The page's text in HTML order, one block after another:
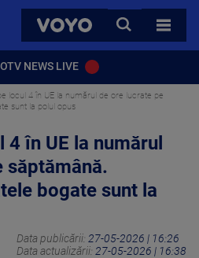
VOYO
CAUTA
TOATE
NEWS LIVE
locul 4 în UE la numărul de ore lucrate pe
sunt la polul opus
în UE la numărul
săptămână.
bogate sunt la
Data publicării: 27-05-2026 | 16:26
Data actualizării: 27-05-2026 | 16:38